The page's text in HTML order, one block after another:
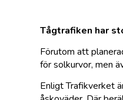
Tågtrafiken har
Förutom att
för solkurvor, men
Enligt Trafikverket